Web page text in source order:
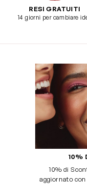
RESI GRATUITI
14 giorni per cambiare
10%
10% di
aggiornato con